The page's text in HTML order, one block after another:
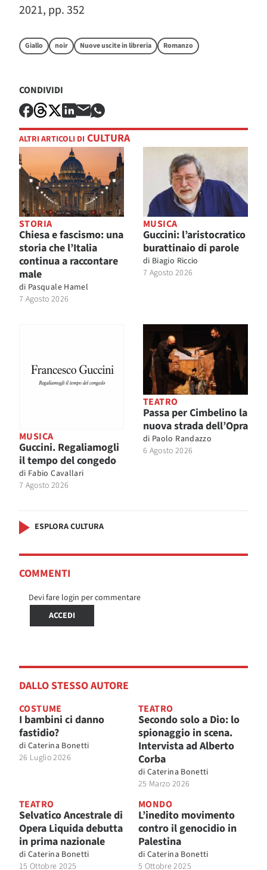
2021, pp. 352
Giallo noir Nuove uscite in libreria Romanzo
CONDIVIDI
ALTRI ARTICOLI DI CULTURA
STORIA
Chiesa e fascismo: una
storia che l’Italia
continua a raccontare
male
di Pasquale Hamel
7 Agosto 2026
MUSICA
Guccini: l’aristocratico
burattinaio di parole
di Biagio Riccio
7 Agosto 2026
MUSICA
Guccini. Regaliamogli
il tempo del congedo
di Fabio Cavallari
7 Agosto 2026
TEATRO
Passa per Cimbelino la
nuova strada dell’Opra
di Paolo Randazzo
6 Agosto 2026
ESPLORA CULTURA
COMMENTI
Devi fare login per commentare
ACCEDI
DALLO STESSO AUTORE
COSTUME
I bambini ci danno
fastidio?
di Caterina Bonetti
26 Luglio 2026
TEATRO
Secondo solo a Dio: lo
spionaggio in scena.
Intervista ad Alberto
Corba
di Caterina Bonetti
25 Marzo 2026
TEATRO
Selvatico Ancestrale di
Opera Liquida debutta
in prima nazionale
di Caterina Bonetti
15 Ottobre 2025
MONDO
L’inedito movimento
contro il genocidio in
Palestina
di Caterina Bonetti
5 Ottobre 2025